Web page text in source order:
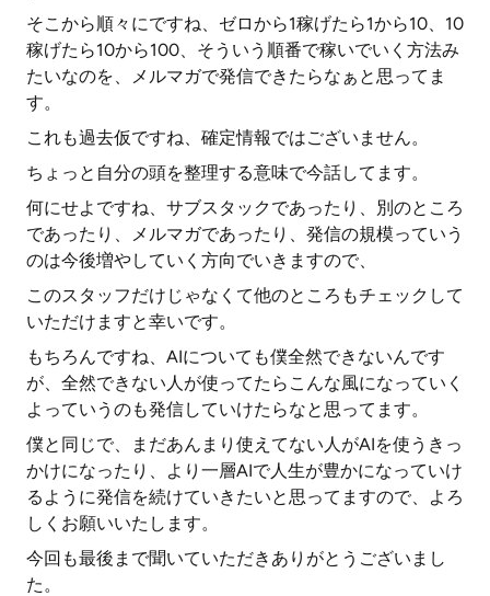
そこから順々にですね、ゼロから1稼げたら1から10、10
稼げたら10から100、そういう順番で稼いでいく方法み
たいなのを、メルマガで発信できたらなぁと思ってま
す。
これも過去仮ですね、確定情報ではございません。
ちょっと自分の頭を整理する意味で今話してます。
何にせよですね、サブスタックであったり、別のところ
であったり、メルマガであったり、発信の規模っていう
のは今後増やしていく方向でいきますので、
このスタッフだけじゃなくて他のところもチェックして
いただけますと幸いです。
もちろんですね、AIについても僕全然できないんです
が、全然できない人が使ってたらこんな風になっていく
よっていうのも発信していけたらなと思ってます。
僕と同じで、まだあんまり使えてない人がAIを使うきっ
かけになったり、より一層AIで人生が豊かになっていけ
るように発信を続けていきたいと思ってますので、よろ
しくお願いいたします。
今回も最後まで聞いていただきありがとうございまし
た。